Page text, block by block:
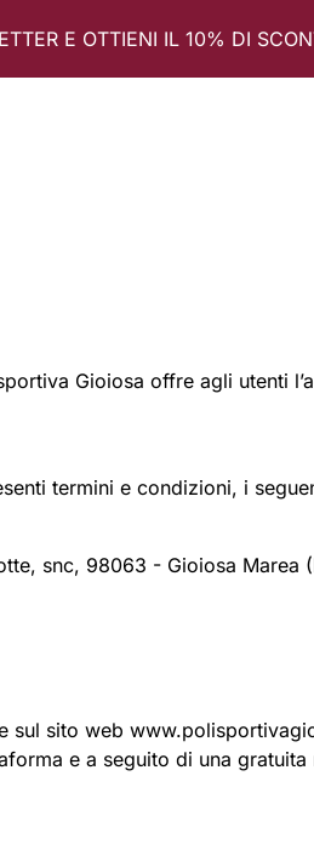
E OTTIENI IL 10% DI
Gioiosa offre agli utenti
termini e condizioni, i
snc, 98063 - Gioiosa Marea
sul sito web
e a seguito di una